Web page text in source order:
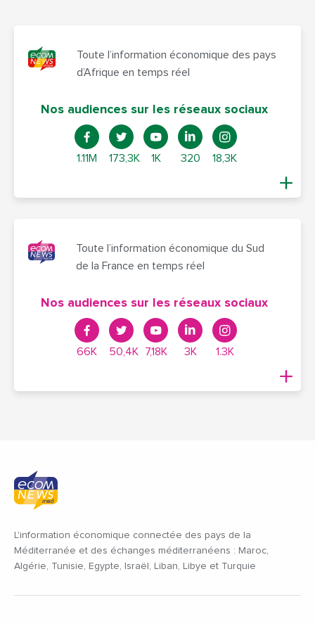
Toute l’information économique des pays
d’Afrique en temps réel
Nos audiences sur les réseaux sociaux
1.11M 173,3K 1K 320 18,3K
Toute l’information économique du Sud
de la France en temps réel
Nos audiences sur les réseaux sociaux
66K 50,4K 7,18K 3K 1.3K
L'information économique connectée des pays de la
Méditerranée et des échanges méditerranéens : Maroc,
Algérie, Tunisie, Egypte, Israël, Liban, Libye et Turquie